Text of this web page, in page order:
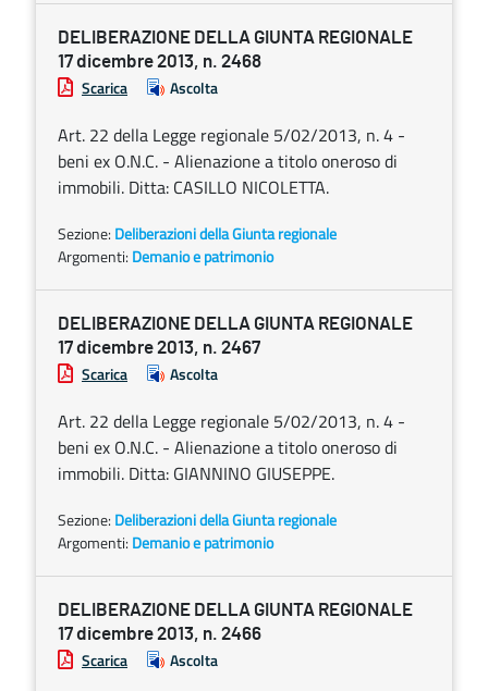
DELIBERAZIONE DELLA GIUNTA REGIONALE
17 dicembre 2013, n. 2468
Scarica Ascolta
Art. 22 della Legge regionale 5/02/2013, n. 4 -
beni ex O.N.C. - Alienazione a titolo oneroso di
immobili. Ditta: CASILLO NICOLETTA.
Sezione: Deliberazioni della Giunta regionale
Argomenti: Demanio e patrimonio
DELIBERAZIONE DELLA GIUNTA REGIONALE
17 dicembre 2013, n. 2467
Scarica Ascolta
Art. 22 della Legge regionale 5/02/2013, n. 4 -
beni ex O.N.C. - Alienazione a titolo oneroso di
immobili. Ditta: GIANNINO GIUSEPPE.
Sezione: Deliberazioni della Giunta regionale
Argomenti: Demanio e patrimonio
DELIBERAZIONE DELLA GIUNTA REGIONALE
17 dicembre 2013, n. 2466
Scarica Ascolta